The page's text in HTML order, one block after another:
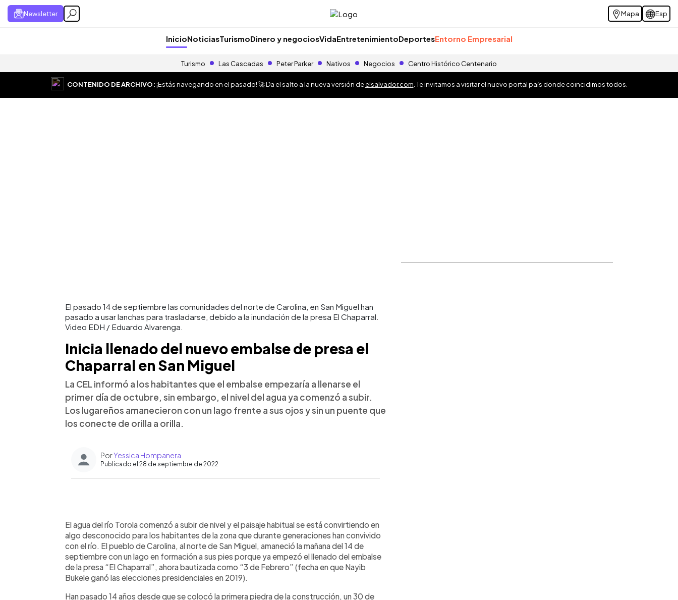
Newsletter Mapa Esp
InicioNoticiasTurismoDinero y negociosVidaEntretenimientoDeportesEntorno Empresarial
Turismo Las Cascadas Peter Parker Nativos Negocios Centro Histórico Centenario
CONTENIDO DE ARCHIVO:¡Estás navegando en el pasado! 🚀 Da el salto a la nueva versión deelsalvador.com . Te invitamos a visitar el nuevo portal país donde coincidimos todos.
El pasado 14 de septiembre las comunidades del norte de Carolina, en San Miguel han
pasado a usar lanchas para trasladarse, debido a la inundación de la presa El Chaparral.
Video EDH / Eduardo Alvarenga.
Inicia llenado del nuevo embalse de presa el
Chaparral en San Miguel
La CEL informó a los habitantes que el embalse empezaría a llenarse el
primer día de octubre, sin embargo, el nivel del agua ya comenzó a subir.
Los lugareños amanecieron con un lago frente a sus ojos y sin un puente que
los conecte de orilla a orilla.
PorYessica Hompanera
Publicado el 28 de septiembre de 2022
► Escuchar artículo
El agua del río Torola comenzó a subir de nivel y el paisaje habitual se está convirtiendo en
algo desconocido para los habitantes de la zona que durante generaciones han convivido
con el río. El pueblo de Carolina, al norte de San Miguel, amaneció la mañana del 14 de
septiembre con un lago en formación a sus pies porque ya empezó el llenado del embalse
de la presa “El Chaparral”, ahora bautizada como “3 de Febrero” (fecha en que Nayib
Bukele ganó las elecciones presidenciales en 2019).
Han pasado 14 años desde que se colocó la primera piedra de la construcción, un 30 de